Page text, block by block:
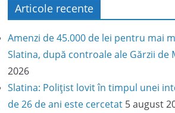
Articole recente
Amenzi de 45.000 de lei pentru mai
Slatina, după controale ale Gărzii de
2026
Slatina: Polițist lovit în timpul unei
de 26 de ani este cercetat 5 august